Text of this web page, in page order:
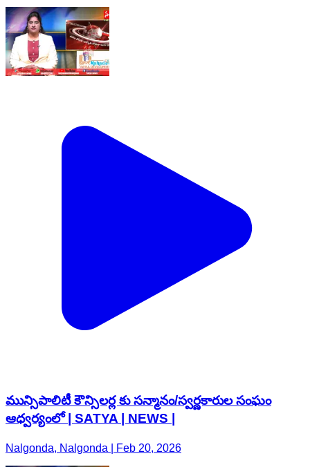
మున్సిపాలిటీ కౌన్సిలర్ల కు సన్మానం/స్వర్ణకారుల సంఘం
ఆధ్వర్యంలో | SATYA | NEWS |
Nalgonda, Nalgonda | Feb 20, 2026